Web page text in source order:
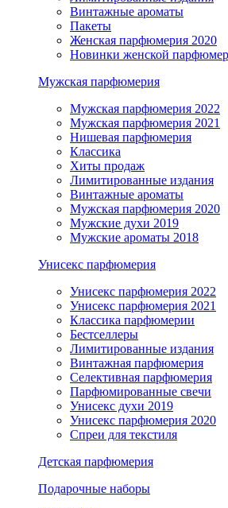
Винтажные ароматы
Пакеты
Женская парфюмерия 2020
Новинки женской
Мужская парфюмерия
Мужская парфюмерия 2022
Мужская парфюмерия 2021
Нишевая парфюмерия
Классика
Хиты продаж
Лимитированные издания
Винтажные ароматы
Мужская парфюмерия 2020
Мужские духи 2019
Мужские ароматы 2018
Унисекс парфюмерия
Унисекс парфюмерия 2022
Унисекс парфюмерия 2021
Классика парфюмерии
Бестселлеры
Лимитированные издания
Винтажная парфюмерия
Селективная парфюмерия
Парфюмированные свечи
Унисекс духи 2019
Унисекс парфюмерия 2020
Спреи для текстиля
Детская парфюмерия
Подарочные наборы